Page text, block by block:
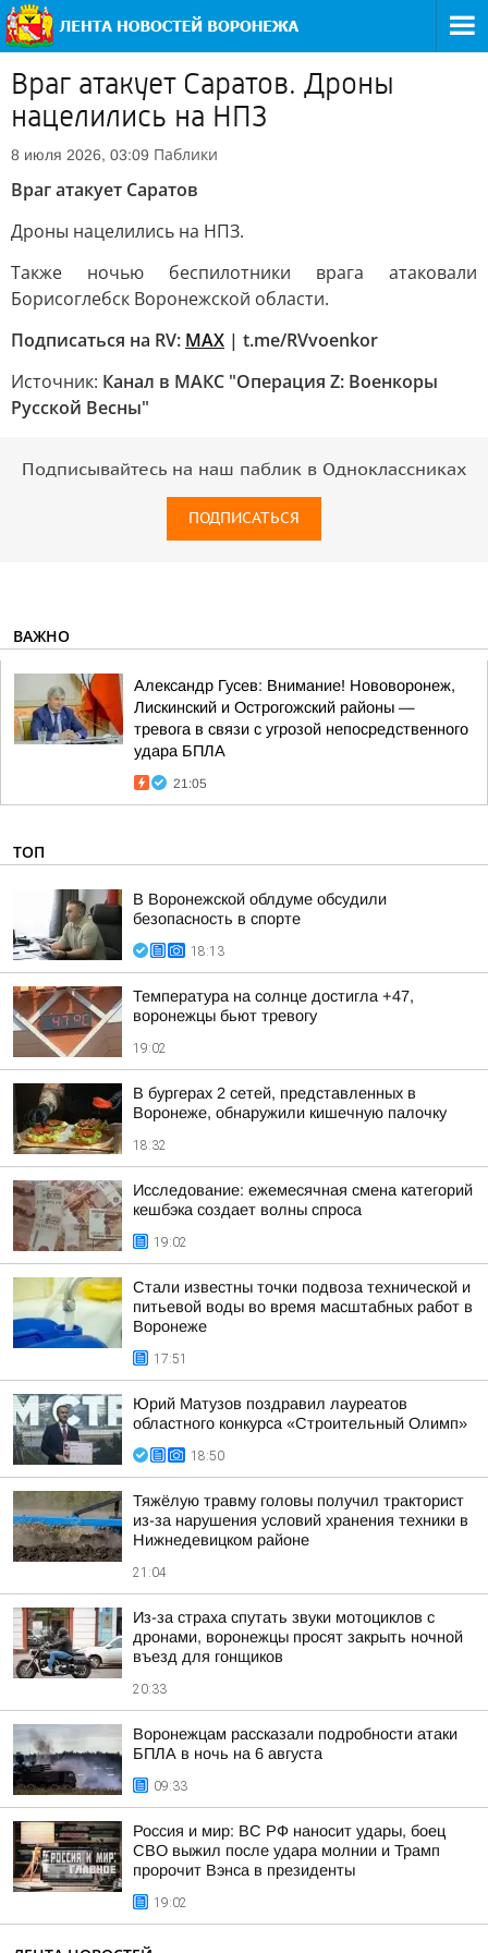
Враг атакует Саратов. Дроны
нацелились на НПЗ
8 июля 2026, 03:09 Паблики
Враг атакует Саратов
Дроны нацелились на НПЗ.
Также ночью беспилотники врага атаковали
Борисоглебск Воронежской области.
Подписаться на RV: MAX | t.me/RVvoenkor
Источник: Канал в МАКС "Операция Z: Военкоры
Русской Весны"
Подписывайтесь на наш паблик в Одноклассниках
ПОДПИСАТЬСЯ
ВАЖНО
Александр Гусев: Внимание! Нововоронеж,
Лискинский и Острогожский районы —
тревога в связи с угрозой непосредственного
удара БПЛА
21:05
ТОП
В Воронежской облдуме обсудили
безопасность в спорте
18:13
Температура на солнце достигла +47,
воронежцы бьют тревогу
19:02
В бургерах 2 сетей, представленных в
Воронеже, обнаружили кишечную палочку
18:32
Исследование: ежемесячная смена категорий
кешбэка создает волны спроса
19:02
Стали известны точки подвоза технической и
питьевой воды во время масштабных работ в
Воронеже
17:51
Юрий Матузов поздравил лауреатов
областного конкурса «Строительный Олимп»
18:50
Тяжёлую травму головы получил тракторист
из-за нарушения условий хранения техники в
Нижнедевицком районе
21:04
Из-за страха спутать звуки мотоциклов с
дронами, воронежцы просят закрыть ночной
въезд для гонщиков
20:33
Воронежцам рассказали подробности атаки
БПЛА в ночь на 6 августа
09:33
Россия и мир: ВС РФ наносит удары, боец
СВО выжил после удара молнии и Трамп
пророчит Вэнса в президенты
19:02